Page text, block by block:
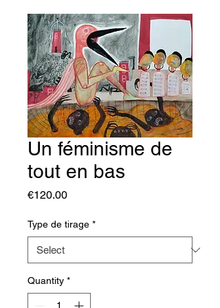
Un féminisme de
tout en bas
€120.00Price
Type de tirage *
Quantity *